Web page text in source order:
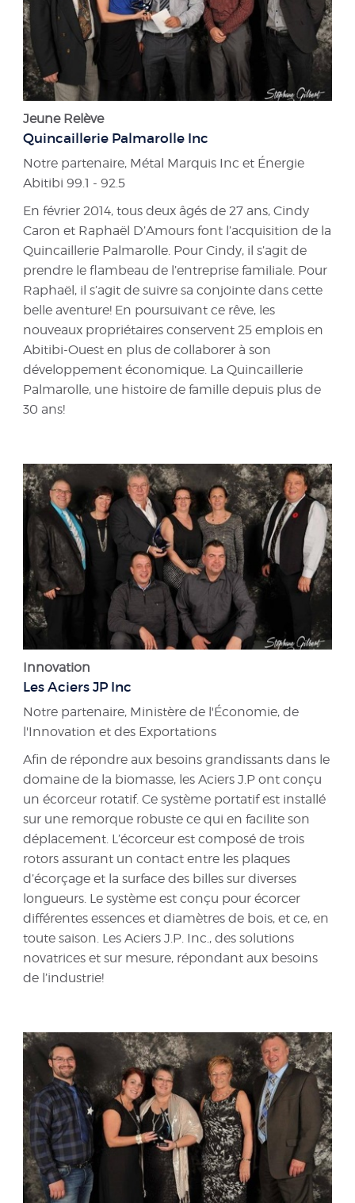
Jeune Relève
Quincaillerie Palmarolle Inc
Notre partenaire, Métal Marquis Inc et Énergie
Abitibi 99.1 - 92.5
En février 2014, tous deux âgés de 27 ans, Cindy
Caron et Raphaël D’Amours font l’acquisition de la
Quincaillerie Palmarolle. Pour Cindy, il s’agit de
prendre le flambeau de l’entreprise familiale. Pour
Raphaël, il s’agit de suivre sa conjointe dans cette
belle aventure! En poursuivant ce rêve, les
nouveaux propriétaires conservent 25 emplois en
Abitibi-Ouest en plus de collaborer à son
développement économique. La Quincaillerie
Palmarolle, une histoire de famille depuis plus de
30 ans!
Innovation
Les Aciers JP Inc
Notre partenaire, Ministère de l'Économie, de
l'Innovation et des Exportations
Afin de répondre aux besoins grandissants dans le
domaine de la biomasse, les Aciers J.P ont conçu
un écorceur rotatif. Ce système portatif est installé
sur une remorque robuste ce qui en facilite son
déplacement. L’écorceur est composé de trois
rotors assurant un contact entre les plaques
d’écorçage et la surface des billes sur diverses
longueurs. Le système est conçu pour écorcer
différentes essences et diamètres de bois, et ce, en
toute saison. Les Aciers J.P. Inc., des solutions
novatrices et sur mesure, répondant aux besoins
de l’industrie!